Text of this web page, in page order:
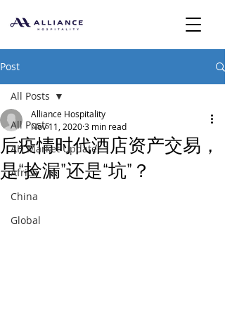
Post
All Posts
AH Market Update
Africa
China
Global
All Posts
后疫情时代酒店资产交易，
是“捡漏”还是“坑”？
Alliance Hospitality
Nov 11, 20203 min read